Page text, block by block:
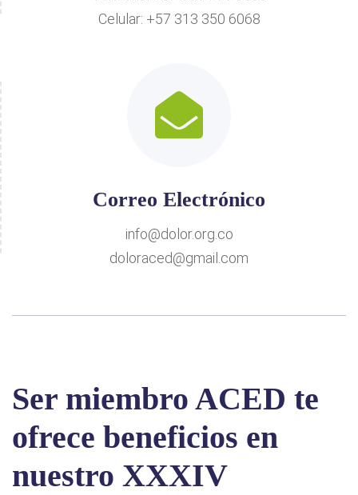
Celular: +57 313 350 6068
Correo Electrónico
info@dolor.org.co
doloraced@gmail.com
Ser miembro ACED te
ofrece beneficios en
nuestro XXXIV